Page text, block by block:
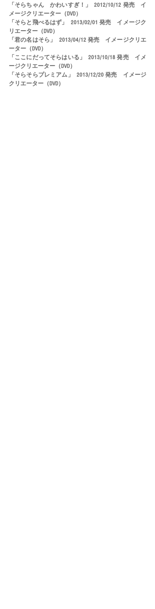
「そらちゃん　かわいすぎ！」  2012/10/12 発売　イ
メージクリエーター（DVD）
「そらと飛べるはず」  2013/02/01 発売　イメージク
リエーター（DVD）
「君の名はそら」  2013/04/12 発売　イメージクリエ
ーター（DVD）
「ここにだってそらはいる」  2013/10/18 発売　イメ
ージクリエーター（DVD）
「そらそらプレミアム」  2013/12/20 発売　イメージ
クリエーター（DVD）